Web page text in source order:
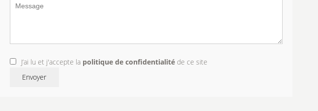
J’ai lu et j'accepte la politique de confidentialitéde ce site
Envoyer